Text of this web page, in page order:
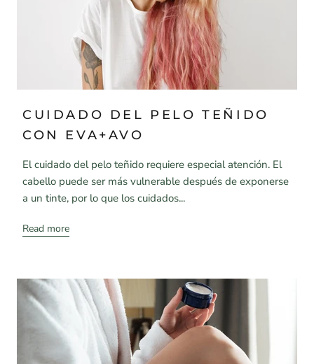
CUIDADO DEL PELO TEÑIDO
CON EVA+AVO
El cuidado del pelo teñido requiere especial atención. El
cabello puede ser más vulnerable después de exponerse
a un tinte, por lo que los cuidados...
Read more